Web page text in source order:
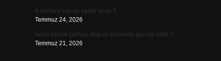
4 numara saç ne kadar uzun ?
Temmuz 24, 2026
Anne bebek çantası doğum sırasında gerekli midir ?
Temmuz 21, 2026